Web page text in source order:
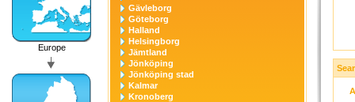
Europe
Gävleborg
Göteborg
Halland
Helsingborg
Jämtland
Jönköping
Jönköping stad
Kalmar
Kronoberg